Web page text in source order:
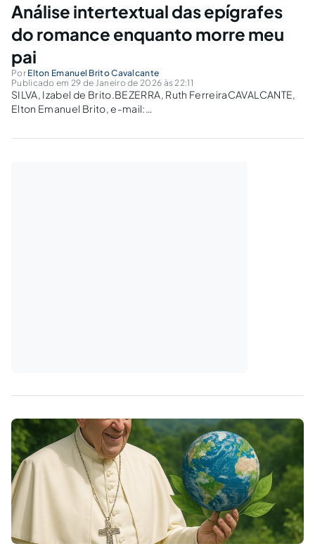
Análise intertextual das epígrafes
do romance enquanto morre meu
pai
Por Elton Emanuel Brito Cavalcante
Publicado em 29 de Janeiro de 2026 às 22:11
SILVA, Izabel de Brito.BEZERRA, Ruth FerreiraCAVALCANTE,
Elton Emanuel Brito, e-mail:
a relação hermenêutica entre as epígrafes contidas em cada